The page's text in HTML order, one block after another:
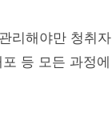
리해야만 청취자
등 모든 과정에